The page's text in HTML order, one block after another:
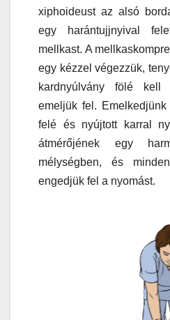
xiphoideust az alsó
egy harántujjnyival
mellkast. A
egy kézzel végezzük,
kardnyúlvány fölé
emeljük fel.
felé és nyújtott karral
átmérőjének egy
mélységben, és
engedjük fel a nyomást.